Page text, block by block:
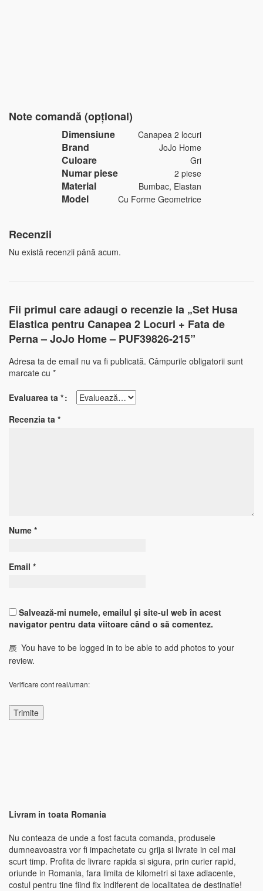
Note comandă (opțional)
Dimensiune Canapea 2 locuri
Brand JoJo Home
Culoare Gri
Numar piese 2 piese
Material Bumbac, Elastan
Model Cu Forme Geometrice
Recenzii
Nu există recenzii până acum.
Fii primul care adaugi o recenzie la „Set Husa
Elastica pentru Canapea 2 Locuri + Fata de
Perna – JoJo Home – PUF39826-215”
Adresa ta de email nu va fi publicată. Câmpurile obligatorii sunt
marcate cu *
Evaluarea ta *
Recenzia ta *
Nume *
Email *
Salvează-mi numele, emailul și site-ul web în acest
navigator pentru data viitoare când o să comentez.
You have to be logged in to be able to add photos to your
review.
Verificare cont real/uman:
Livram in toata Romania
Nu conteaza de unde a fost facuta comanda, produsele
dumneavoastra vor fi impachetate cu grija si livrate in cel mai
scurt timp. Profita de livrare rapida si sigura, prin curier rapid,
oriunde in Romania, fara limita de kilometri si taxe adiacente,
costul pentru tine fiind fix indiferent de localitatea de destinatie!